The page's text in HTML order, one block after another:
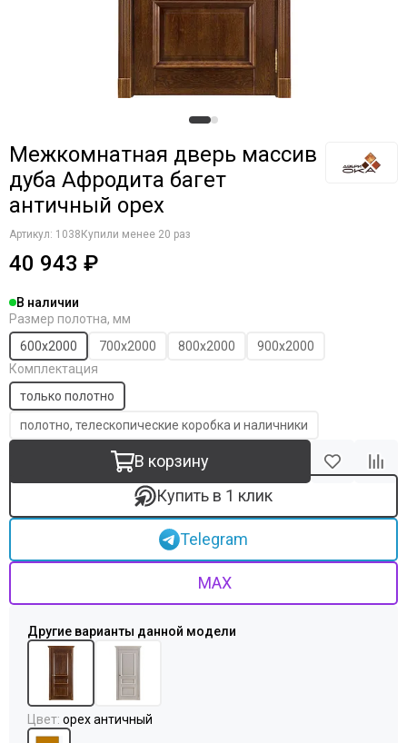
Межкомнатная дверь массив
дуба Афродита багет
античный орех
Артикул: 1038 Купили менее 20 раз
40 943 ₽
В наличии
Размер полотна, мм
600х2000
700х2000 800х2000
900х2000
Комплектация
только полотно
полотно, телескопические коробка и наличники
В корзину
Купить в 1 клик
Telegram
MAX
Цвет: орех античный